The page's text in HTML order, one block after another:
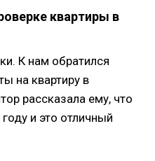
квартиры в
К нам обратился
на квартиру в
рассказала ему, что
и это отличный